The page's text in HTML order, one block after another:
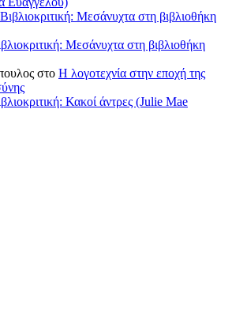
Βιβλιοκριτική: Μεσάνυχτα στη βιβλιοθήκη
Μεσάνυχτα στη βιβλιοθήκη
στο Η λογοτεχνία στην εποχή της
Κακοί άντρες (Julie Mae